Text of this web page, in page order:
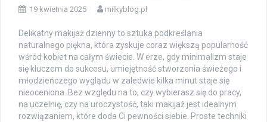
19 kwietnia 2025 milkyblog.pl
Delikatny makijaż dzienny to sztuka podkreślania
naturalnego piękna, która zyskuje coraz większą popularność
wśród kobiet na całym świecie. W erze, gdy minimalizm staje
się kluczem do sukcesu, umiejętność stworzenia świeżego i
młodzieńczego wyglądu w zaledwie kilka minut staje się
nieoceniona. Bez względu na to, czy wybierasz się do pracy,
na uczelnię, czy na uroczystość, taki makijaż jest idealnym
rozwiązaniem, które doda Ci pewności siebie. Proste techniki